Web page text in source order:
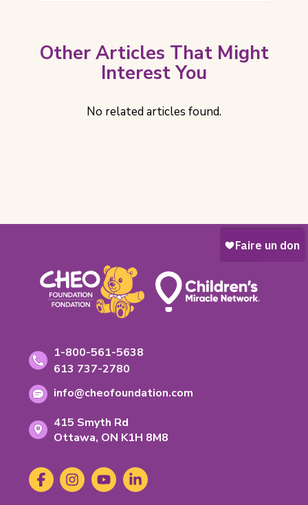
Other Articles That Might
Interest You
No related articles found.
Coordonnées
Numéro
sans
1-800-561-5638
Numéro
telephone:
613 737-2780
Adresse
info@cheofoundation.com
Address
415 Smyth Rd
Ottawa, ONOntario
K1H 8M8
1-
H-
Social
Media
Facebook
(s'ouvre
dans
Instagram
(s'ouvre
dans
YouTube
(s'ouvre
dans
LinkedIn
(s'ouvre
dans